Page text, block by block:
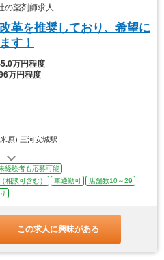
薬剤師求人
革を推奨しており、希望に
す！
万円程度
万円程度
原) 三河安城駅
経験者も応募可能
相談可含む） 車通勤可
店舗数10～29
この求人に興味がある